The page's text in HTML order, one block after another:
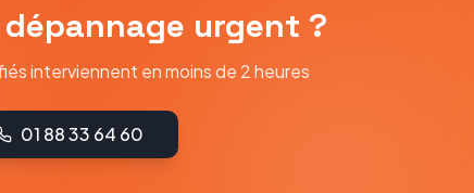
urgent ?
interviennent en moins de 2 heures
01 88 33 64 60